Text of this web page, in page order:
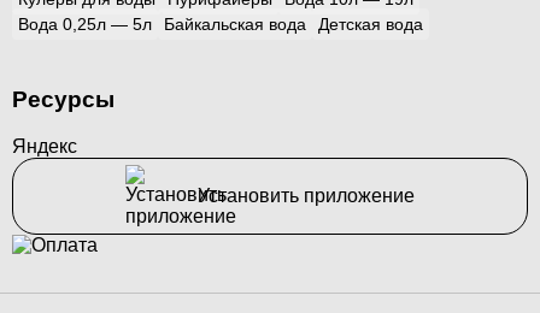
Вода 0,25л — 5л
Байкальская вода Детская вода
Ресурсы
Яндекс
Установить приложение